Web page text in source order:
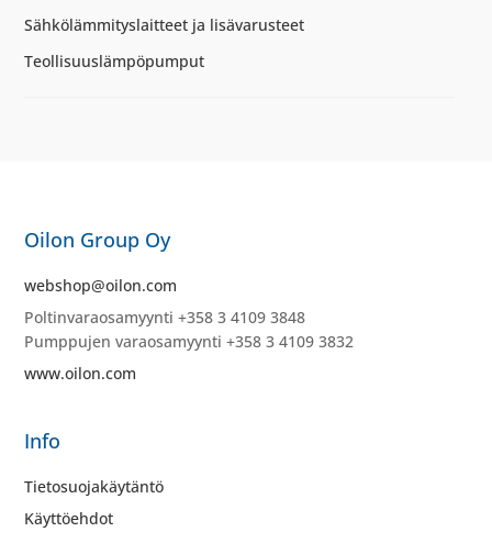
Sähkölämmityslaitteet ja lisävarusteet
Teollisuuslämpöpumput
Oilon Group Oy
webshop@oilon.com
Poltinvaraosamyynti +358 3 4109 3848
Pumppujen varaosamyynti +358 3 4109 3832
www.oilon.com
Info
Tietosuojakäytäntö
Käyttöehdot